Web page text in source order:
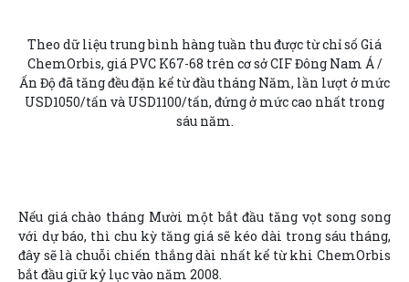
Theo dữ liệu trung bình hàng tuần thu được từ chỉ số Giá
ChemOrbis, giá PVC K67-68 trên cơ sở CIF Đông Nam Á /
Ấn Độ đã tăng đều đặn kể từ đầu tháng Năm, lần lượt ở mức
USD1050/tấn và USD1100/tấn, đứng ở mức cao nhất trong
sáu năm.
Nếu giá chào tháng Mười một bắt đầu tăng vọt song song
với dự báo, thì chu kỳ tăng giá sẽ kéo dài trong sáu tháng,
đây sẽ là chuỗi chiến thắng dài nhất kể từ khi ChemOrbis
bắt đầu giữ kỷ lục vào năm 2008.